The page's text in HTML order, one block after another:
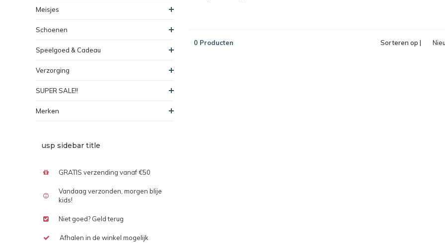
Meisjes
Schoenen
Speelgoed & Cadeau
Verzorging
SUPER SALE!!
Merken
usp sidebar title
GRATIS verzending vanaf €50
Vandaag verzonden, morgen blije
kids!
Niet goed? Geld terug
Afhalen in de winkel mogelijk
0 Producten Sorteren op |